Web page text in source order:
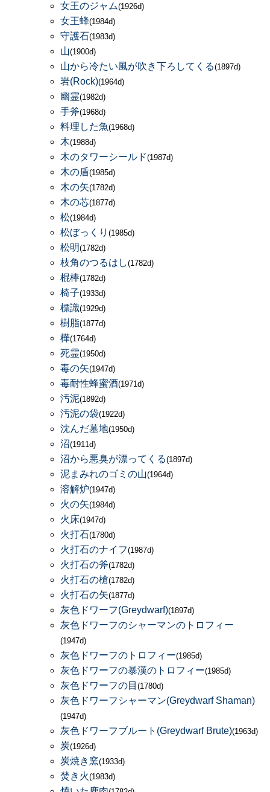
女王のジャム(1926d)
女王蜂(1984d)
守護石(1983d)
山(1900d)
山から冷たい風が吹き下ろしてくる(1897d)
岩(Rock)(1964d)
幽霊(1982d)
手斧(1968d)
料理した魚(1968d)
木(1988d)
木のタワーシールド(1987d)
木の盾(1985d)
木の矢(1782d)
木の芯(1877d)
松(1984d)
松ぼっくり (1985d)
松明(1782d)
枝角のつるはし(1782d)
棍棒(1782d)
椅子(1933d)
標識(1929d)
樹脂(1877d)
樺(1764d)
死霊(1950d)
毒の矢(1947d)
毒耐性蜂蜜酒(1971d)
汚泥(1892d)
汚泥の袋(1922d)
沈んだ墓地(1950d)
沼(1911d)
沼から悪臭が漂ってくる(1897d)
泥まみれのゴミの山(1964d)
溶解炉(1947d)
火の矢(1984d)
火床(1947d)
火打石(1780d)
火打石のナイフ(1987d)
火打石の斧(1782d)
火打石の槍(1782d)
火打石の矢(1877d)
灰色ドワーフ(Greydwarf)(1897d)
灰色ドワーフのシャーマンのトロフィー
(1947d)
灰色ドワーフのトロフィー(1985d)
灰色ドワーフの暴漢のトロフィー(1985d)
灰色ドワーフの目 (1780d)
灰色ドワーフシャーマン(Greydwarf Shaman)
(1947d)
灰色ドワーフブルート(Greydwarf Brute)(1963d)
炭(1926d)
炭焼き窯(1933d)
焚き火(1983d)